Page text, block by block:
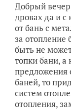
Добрый
дровах да и с
от бань с
за отопление
быть не
топки бани, а
предложения
баней, то
систем
отопления,